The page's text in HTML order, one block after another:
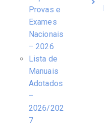
Provas e
Exames
Nacionais
– 2026
Lista de
Manuais
Adotados
–
2026/202
7